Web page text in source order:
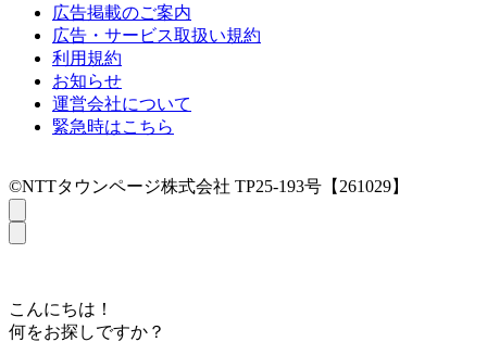
広告掲載のご案内
広告・サービス取扱い規約
利用規約
お知らせ
運営会社について
緊急時はこちら
©NTTタウンページ株式会社 TP25-193号【261029】
こんにちは！
何をお探しですか？